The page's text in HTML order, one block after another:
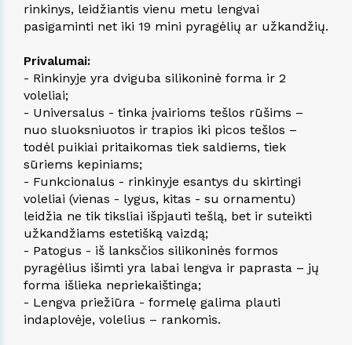
rinkinys, leidžiantis vienu metu lengvai
pasigaminti net iki 19 mini pyragėlių ar užkandžių.
Privalumai:
- Rinkinyje yra dviguba silikoninė forma ir 2
voleliai;
- Universalus - tinka įvairioms tešlos rūšims –
nuo sluoksniuotos ir trapios iki picos tešlos –
todėl puikiai pritaikomas tiek saldiems, tiek
sūriems kepiniams;
- Funkcionalus - rinkinyje esantys du skirtingi
voleliai (vienas - lygus, kitas - su ornamentu)
leidžia ne tik tiksliai išpjauti tešlą, bet ir suteikti
užkandžiams estetišką vaizdą;
- Patogus - iš lanksčios silikoninės formos
pyragėlius išimti yra labai lengva ir paprasta – jų
forma išlieka nepriekaištinga;
- Lengva priežiūra - formelę galima plauti
indaplovėje, volelius – rankomis.